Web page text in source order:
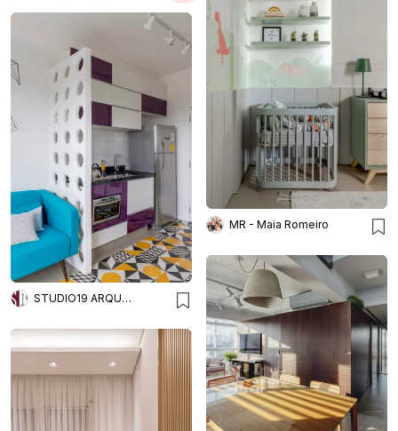
MR - Maia Romeiro
STUDIO19 ARQUITETURA E DESIGN